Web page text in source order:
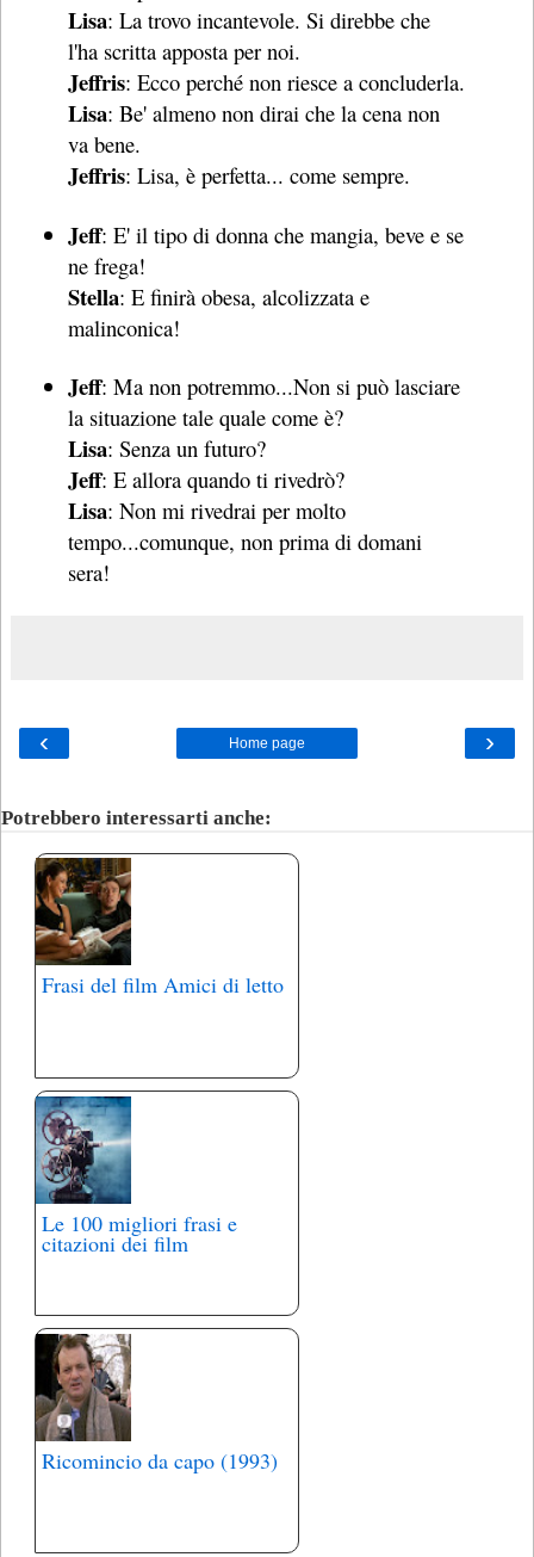
Lisa: La trovo incantevole. Si direbbe che
l'ha scritta apposta per noi.
Jeffris: Ecco perché non riesce a concluderla.
Lisa: Be' almeno non dirai che la cena non
va bene.
Jeffris: Lisa, è perfetta... come sempre.
Jeff: E' il tipo di donna che mangia, beve e se
ne frega!
Stella: E finirà obesa, alcolizzata e
malinconica!
Jeff: Ma non potremmo...Non si può lasciare
la situazione tale quale come è?
Lisa: Senza un futuro?
Jeff: E allora quando ti rivedrò?
Lisa: Non mi rivedrai per molto
tempo...comunque, non prima di domani
sera!
‹ ›
Home page
Potrebbero interessarti anche:
Frasi del film Amici di letto
Le 100 migliori frasi e
citazioni dei film
Ricomincio da capo (1993)